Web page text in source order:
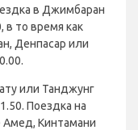
в Джимбаран
в то время как
Денпасар или
или Танджунг
Поездка на
Кинтамани